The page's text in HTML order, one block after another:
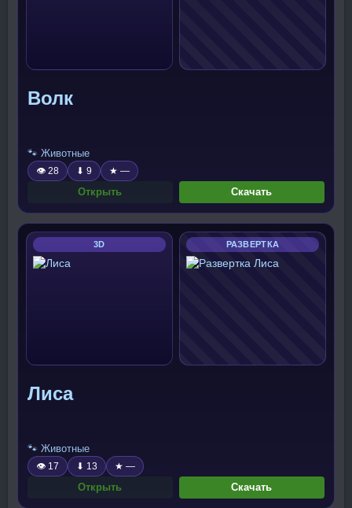
Волк
🐾 Животные
👁 28 ⬇ 9 ★ —
Открыть Скачать
3D РАЗВЕРТКА
Лиса
🐾 Животные
👁 17 ⬇ 13 ★ —
Открыть Скачать